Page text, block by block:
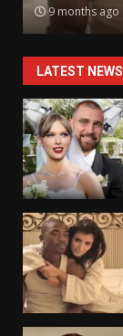
9 months ago
LATEST NEWS